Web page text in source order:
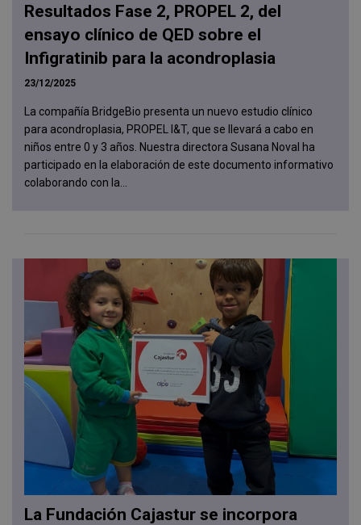
Resultados Fase 2, PROPEL 2, del
ensayo clínico de QED sobre el
Infigratinib para la acondroplasia
23/12/2025
La compañía BridgeBio presenta un nuevo estudio clínico
para acondroplasia, PROPEL I&T, que se llevará a cabo en
niños entre 0 y 3 años. Nuestra directora Susana Noval ha
participado en la elaboración de este documento informativo
colaborando con la...
La Fundación Cajastur se incorpora